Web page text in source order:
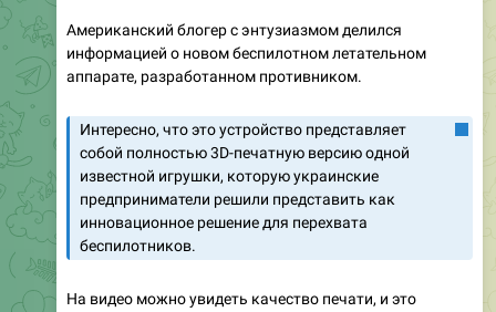
Американский блогер с энтузиазмом делился
информацией о новом беспилотном летательном
аппарате, разработанном противником.
Интересно, что это устройство представляет
собой полностью 3D-печатную версию одной
известной игрушки, которую украинские
предприниматели решили представить как
инновационное решение для перехвата
беспилотников.
На видео можно увидеть качество печати, и это